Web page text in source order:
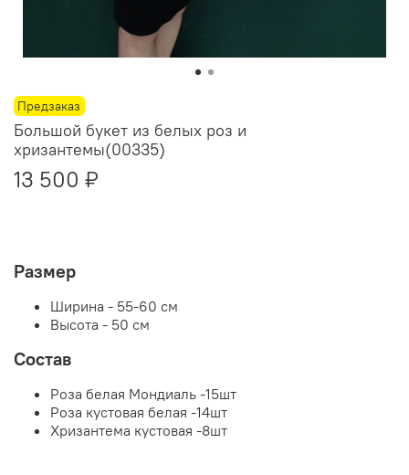
Предзаказ
Большой букет из белых роз и
хризантемы(00335)
13 500 ₽
Размер
Ширина - 55-60 см
Высота - 50 см
Состав
Роза белая Мондиаль -15шт
Роза кустовая белая -14шт
Хризантема кустовая -8шт